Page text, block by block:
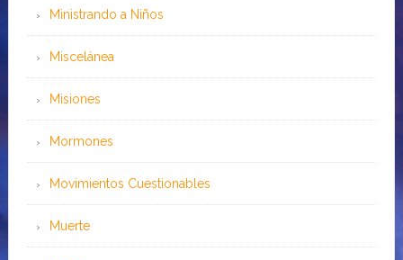
Ministrando a Niños
Miscelánea
Misiones
Mormones
Movimientos Cuestionables
Muerte